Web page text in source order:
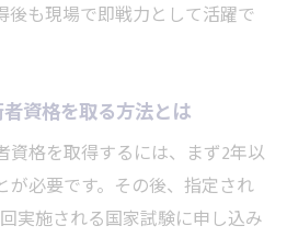
後も現場で即戦力として活躍で
資格を取る方法とは
資格を取得するには、まず2年以
が必要です。その後、指定され
実施される国家試験に申し込み